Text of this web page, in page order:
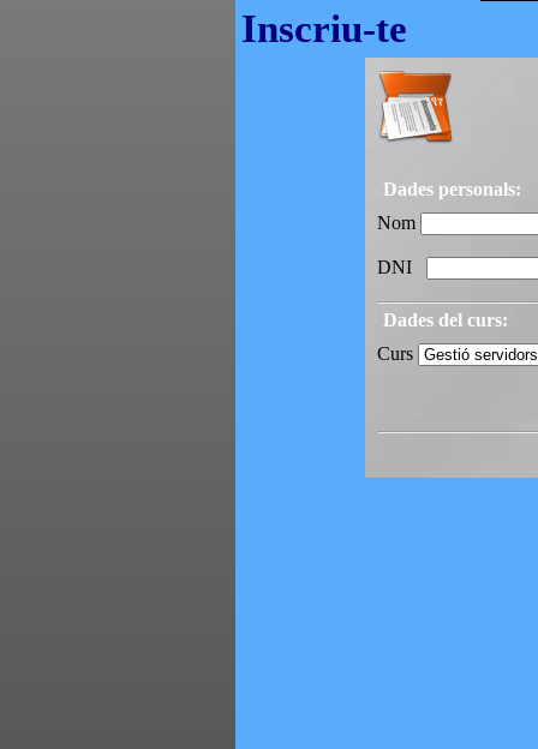
Inscriu-te
Dades personals:
Nom
DNI
Dades del curs:
Curs